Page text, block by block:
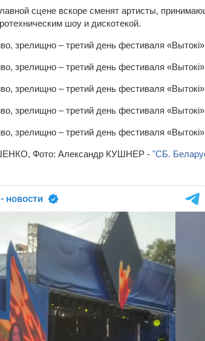
сцене вскоре сменят артисты,
шоу и дискотекой.
Фото: Александр КУШНЕР - "СБ.